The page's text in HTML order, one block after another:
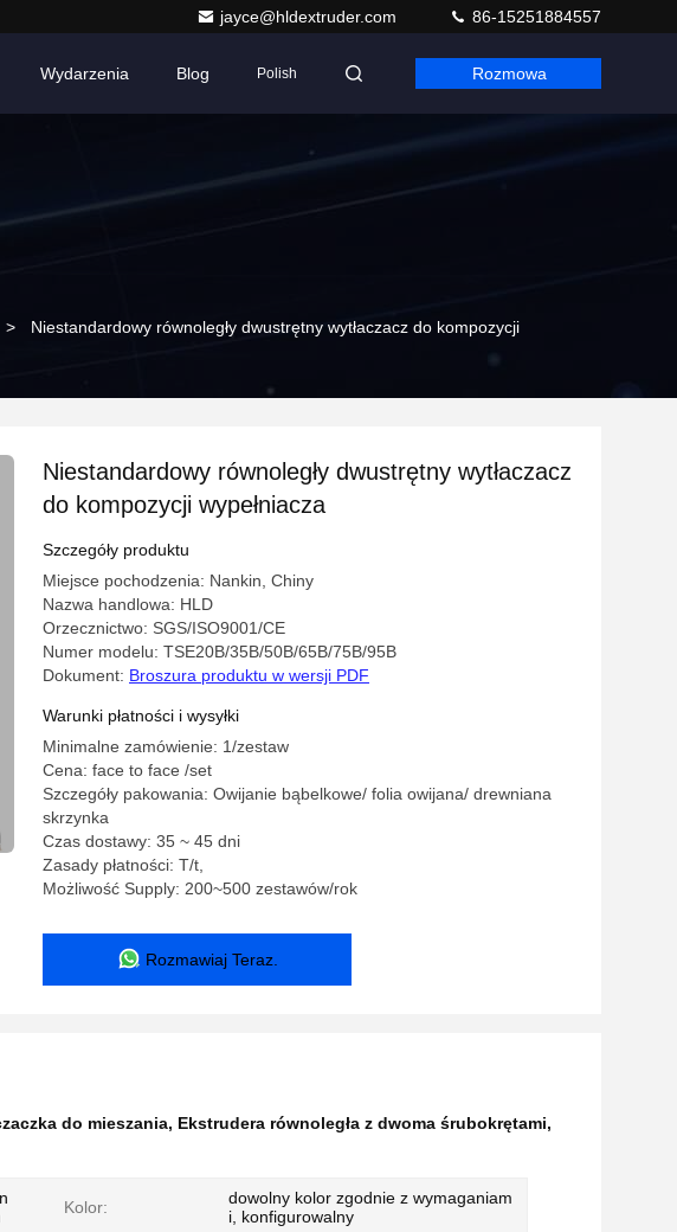
jayce@hldextruder.com 86-15251884557
Wydarzenia Blog Polish Rozmowa
> Niestandardowy równoległy dwustrętny wytłaczacz do kompozycji
Niestandardowy równoległy dwustrętny wytłaczacz
do kompozycji wypełniacza
Szczegóły produktu
Miejsce pochodzenia: Nankin, Chiny
Nazwa handlowa: HLD
Orzecznictwo: SGS/ISO9001/CE
Numer modelu: TSE20B/35B/50B/65B/75B/95B
Dokument: Broszura produktu w wersji PDF
Warunki płatności i wysyłki
Minimalne zamówienie: 1/zestaw
Cena: face to face /set
Szczegóły pakowania: Owijanie bąbelkowe/ folia owijana/ drewniana
skrzynka
Czas dostawy: 35 ~ 45 dni
Zasady płatności: T/t,
Możliwość Supply: 200~500 zestawów/rok
Rozmawiaj Teraz.
do mieszania, Ekstrudera równoległa z dwoma śrubokrętami,
Kolor:
dowolny kolor zgodnie z wymaganiam
i, konfigurowalny